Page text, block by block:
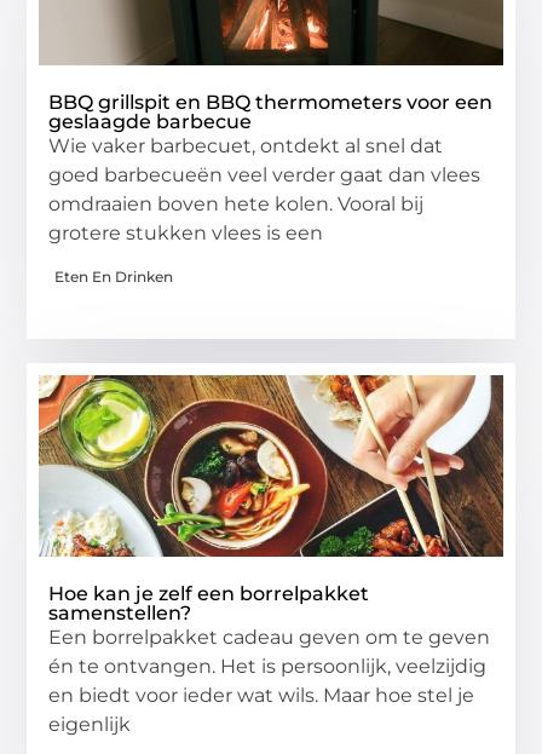
BBQ grillspit en BBQ thermometers voor een
geslaagde barbecue
Wie vaker barbecuet, ontdekt al snel dat
goed barbecueën veel verder gaat dan vlees
omdraaien boven hete kolen. Vooral bij
grotere stukken vlees is een
Eten En Drinken
Hoe kan je zelf een borrelpakket
samenstellen?
Een borrelpakket cadeau geven om te geven
én te ontvangen. Het is persoonlijk, veelzijdig
en biedt voor ieder wat wils. Maar hoe stel je
eigenlijk